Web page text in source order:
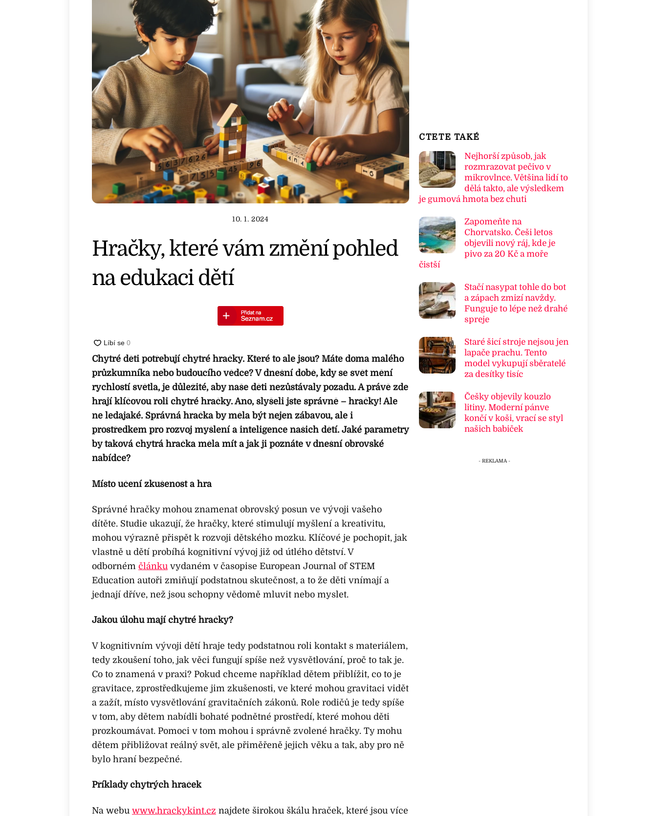
10. 1. 2024
Hračky, které vám změní pohled
na edukaci dětí
Chytré děti potřebují chytré hračky. Které to ale jsou? Máte doma malého
průzkumníka nebo budoucího vědce? V dnešní době, kdy se svět mění
rychlostí světla, je důležité, aby naše děti nezůstávaly pozadu. A právě zde
hrají klíčovou roli chytré hračky. Ano, slyšeli jste správně – hračky! Ale
ne ledajaké. Správná hračka by měla být nejen zábavou, ale i
prostředkem pro rozvoj myšlení a inteligence našich dětí. Jaké parametry
by taková chytrá hračka měla mít a jak ji poznáte v dnešní obrovské
nabídce?
Místo učení zkušenost a hra
Správné hračky mohou znamenat obrovský posun ve vývoji vašeho
dítěte. Studie ukazují, že hračky, které stimulují myšlení a kreativitu,
mohou výrazně přispět k rozvoji dětského mozku. Klíčové je pochopit, jak
vlastně u dětí probíhá kognitivní vývoj již od útlého dětství. V
odborném článkuvydaném v časopise European Journal of STEM
Education autoři zmiňují podstatnou skutečnost, a to že děti vnímají a
jednají dříve, než jsou schopny vědomě mluvit nebo myslet.
Jakou úlohu mají chytré hračky?
V kognitivním vývoji dětí hraje tedy podstatnou roli kontakt s materiálem,
tedy zkoušení toho, jak věci fungují spíše než vysvětlování, proč to tak je.
Co to znamená v praxi? Pokud chceme například dětem přiblížit, co to je
gravitace, zprostředkujeme jim zkušenosti, ve které mohou gravitaci vidět
a zažít, místo vysvětlování gravitačních zákonů. Role rodičů je tedy spíše
v tom, aby dětem nabídli bohaté podnětné prostředí, které mohou děti
prozkoumávat. Pomoci v tom mohou i správně zvolené hračky. Ty mohu
dětem přibližovat reálný svět, ale přiměřeně jejich věku a tak, aby pro ně
bylo hraní bezpečné.
Příklady chytrých hraček
Na webu www.hrackykint.cz najdete širokou škálu hraček, které jsou více
ČTETE TAKÉ
Nejhorší způsob, jak
rozmrazovat pečivo v
mikrovlnce. Většina lidí to
dělá takto, ale výsledkem
je gumová hmota bez chuti
Zapomeňte na
Chorvatsko. Češi letos
objevili nový ráj, kde je
pivo za 20 Kč a moře
čistší
Stačí nasypat tohle do bot
a zápach zmizí navždy.
Funguje to lépe než drahé
spreje
Staré šicí stroje nejsou jen
lapače prachu. Tento
model vykupují sběratelé
za desítky tisíc
Češky objevily kouzlo
litiny. Moderní pánve
končí v koši, vrací se styl
našich babiček